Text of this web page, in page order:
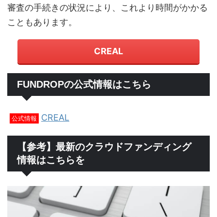
審査の手続きの状況により、これより時間がかかる
こともあります。
CREAL
FUNDROPの公式情報はこちら
公式情報 CREAL
【参考】最新のクラウドファンディング
情報はこちらを